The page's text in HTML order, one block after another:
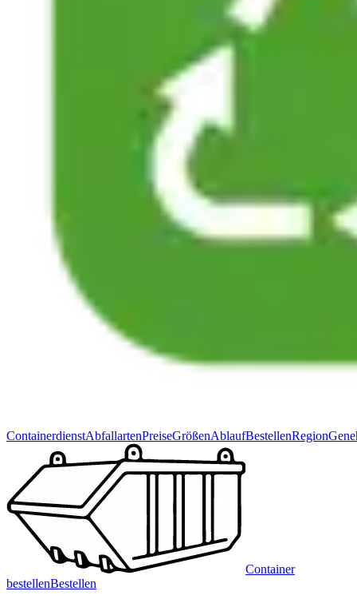
ContainerdienstAbfallartenPreiseGrößenAblaufBestellenRegion
Container
bestellenBestellen